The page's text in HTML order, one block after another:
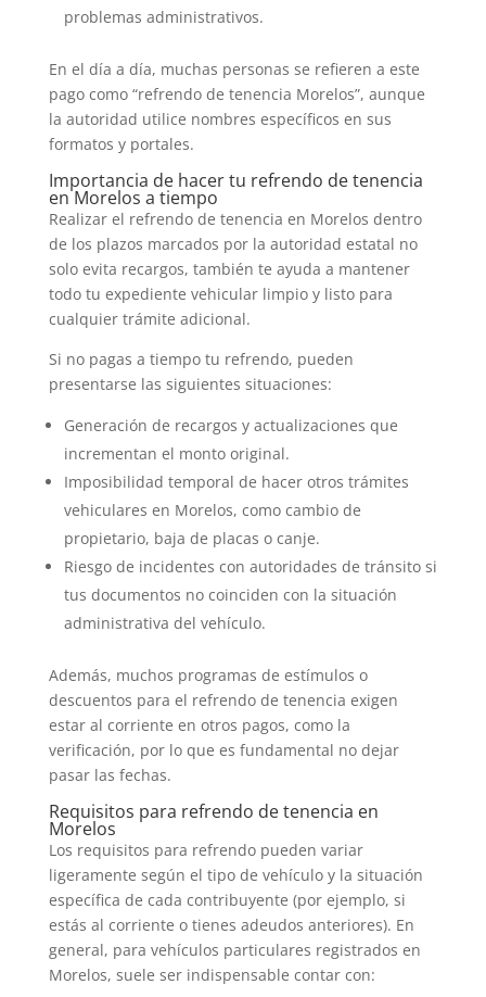
problemas administrativos.
En el día a día, muchas personas se refieren a este
pago como “refrendo de tenencia Morelos”, aunque
la autoridad utilice nombres específicos en sus
formatos y portales.
Importancia de hacer tu refrendo de tenencia
en Morelos a tiempo
Realizar el refrendo de tenencia en Morelos dentro
de los plazos marcados por la autoridad estatal no
solo evita recargos, también te ayuda a mantener
todo tu expediente vehicular limpio y listo para
cualquier trámite adicional.
Si no pagas a tiempo tu refrendo, pueden
presentarse las siguientes situaciones:
Generación de recargos y actualizaciones que
incrementan el monto original.
Imposibilidad temporal de hacer otros trámites
vehiculares en Morelos, como cambio de
propietario, baja de placas o canje.
Riesgo de incidentes con autoridades de tránsito si
tus documentos no coinciden con la situación
administrativa del vehículo.
Además, muchos programas de estímulos o
descuentos para el refrendo de tenencia exigen
estar al corriente en otros pagos, como la
verificación, por lo que es fundamental no dejar
pasar las fechas.
Requisitos para refrendo de tenencia en
Morelos
Los requisitos para refrendo pueden variar
ligeramente según el tipo de vehículo y la situación
específica de cada contribuyente (por ejemplo, si
estás al corriente o tienes adeudos anteriores). En
general, para vehículos particulares registrados en
Morelos, suele ser indispensable contar con: